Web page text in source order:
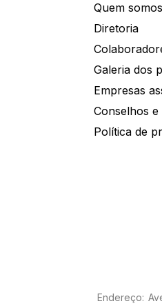
Quem somos
Diretoria
Galeria dos
Empresas
Conselhos
Política de
Endereço: